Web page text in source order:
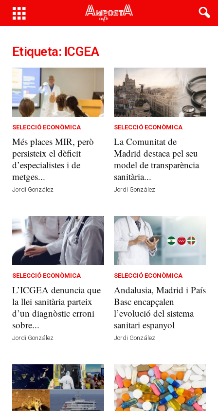
Etiqueta: ICGEA
SELECCIÓ ECONÒMICA
Més places MIR, però
persisteix el dèficit
d’especialistes i de
metges...
Jordi González
SELECCIÓ ECONÒMICA
La Comunitat de
Madrid destaca pel seu
model de transparència
sanitària...
Jordi González
SELECCIÓ ECONÒMICA
L’ICGEA denuncia que
la llei sanitària parteix
d’un diagnòstic erroni
sobre...
Jordi González
SELECCIÓ ECONÒMICA
Andalusia, Madrid i País
Basc encapçalen
l’evolució del sistema
sanitari espanyol
Jordi González